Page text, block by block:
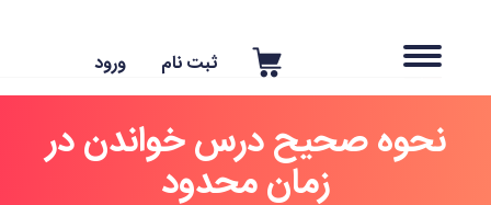
ثبت نام
نحوه صحیح درس خواندن در
زمان محدود